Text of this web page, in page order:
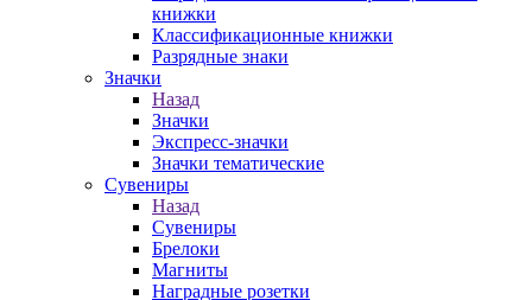
книжки
Классификационные книжки
Разрядные знаки
Значки
Назад
Значки
Экспресс-значки
Значки тематические
Сувениры
Назад
Сувениры
Брелоки
Магниты
Наградные розетки